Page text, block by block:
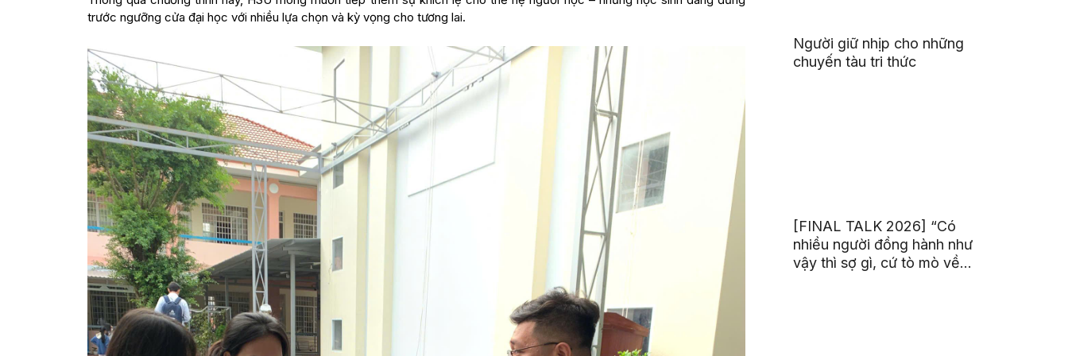
trước ngưỡng cửa đại học với nhiều lựa chọn và kỳ vọng cho tương lai.
Người giữ nhịp cho những
chuyến tàu tri thức
[FINAL TALK 2026] “Có
nhiều người đồng hành như
vậy thì sợ gì, cứ tò mò về